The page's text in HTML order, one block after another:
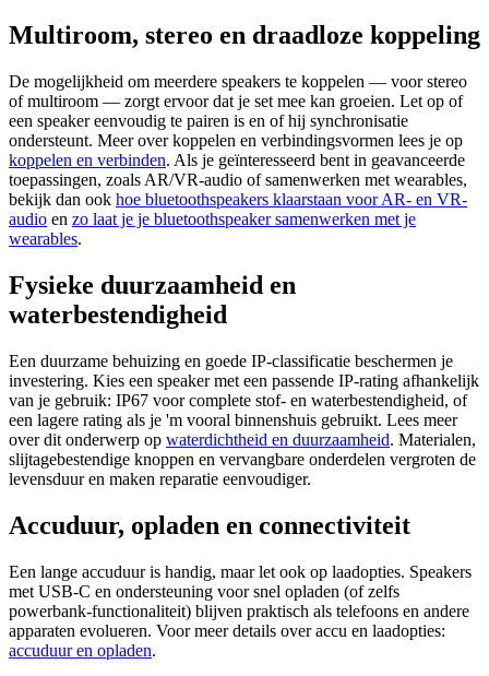
Multiroom, stereo en draadloze koppeling
De mogelijkheid om meerdere speakers te koppelen — voor stereo
of multiroom — zorgt ervoor dat je set mee kan groeien. Let op of
een speaker eenvoudig te pairen is en of hij synchronisatie
ondersteunt. Meer over koppelen en verbindingsvormen lees je op
koppelen en verbinden. Als je geïnteresseerd bent in geavanceerde
toepassingen, zoals AR/VR-audio of samenwerken met wearables,
bekijk dan ook hoe bluetoothspeakers klaarstaan voor AR- en VR-
audio en zo laat je je bluetoothspeaker samenwerken met je
wearables.
Fysieke duurzaamheid en
waterbestendigheid
Een duurzame behuizing en goede IP-classificatie beschermen je
investering. Kies een speaker met een passende IP-rating afhankelijk
van je gebruik: IP67 voor complete stof- en waterbestendigheid, of
een lagere rating als je 'm vooral binnenshuis gebruikt. Lees meer
over dit onderwerp op waterdichtheid en duurzaamheid. Materialen,
slijtagebestendige knoppen en vervangbare onderdelen vergroten de
levensduur en maken reparatie eenvoudiger.
Accuduur, opladen en connectiviteit
Een lange accuduur is handig, maar let ook op laadopties. Speakers
met USB-C en ondersteuning voor snel opladen (of zelfs
powerbank-functionaliteit) blijven praktisch als telefoons en andere
apparaten evolueren. Voor meer details over accu en laadopties:
accuduur en opladen.